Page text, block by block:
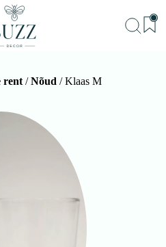
rent/Nõud / Klaas M